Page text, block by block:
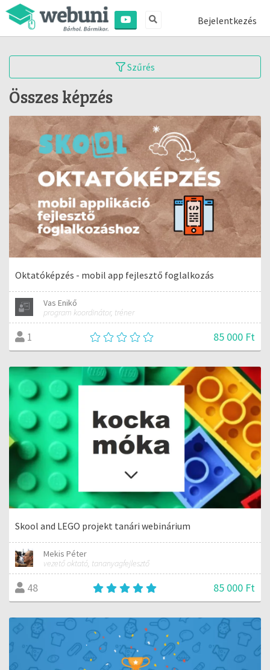
Bejelentkezés
Szűrés
Összes képzés
Oktatóképzés - mobil app fejlesztő foglalkozás
Vas Enikő
program koordinátor, tréner
1 85 000 Ft
Skool and LEGO projekt tanári webinárium
Mekis Péter
vezető oktató, tananyagfejlesztő
48 85 000 Ft